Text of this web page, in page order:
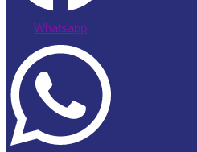
Whatsapp